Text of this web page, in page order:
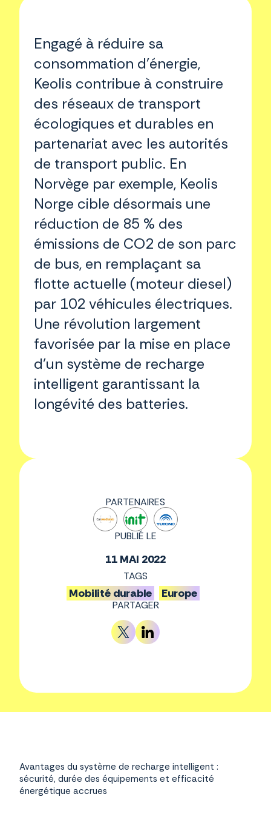
Engagé à réduire sa
consommation d’énergie,
Keolis contribue à construire
des réseaux de transport
écologiques et durables en
partenariat avec les autorités
de transport public. En
Norvège par exemple, Keolis
Norge cible désormais une
réduction de 85 % des
émissions de CO2 de son parc
de bus, en remplaçant sa
flotte actuelle (moteur diesel)
par 102 véhicules électriques.
Une révolution largement
favorisée par la mise en place
d’un système de recharge
intelligent garantissant la
longévité des batteries.
PARTENAIRES
PUBLIÉ LE
11 MAI 2022
TAGS
Mobilité durable Europe
PARTAGER
Avantages du système de recharge intelligent :
sécurité, durée des équipements et efficacité
énergétique accrues